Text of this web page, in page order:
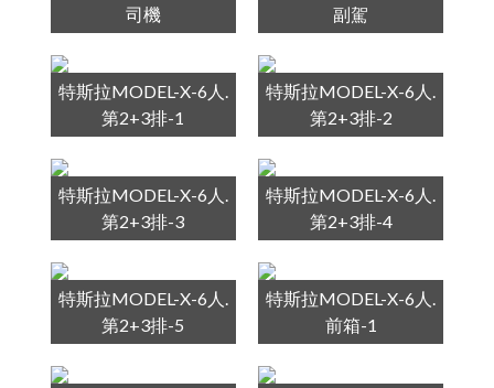
司機
副駕
特斯拉MODEL-X-6人.
第2+3排-1
特斯拉MODEL-X-6人.
第2+3排-2
特斯拉MODEL-X-6人.
第2+3排-3
特斯拉MODEL-X-6人.
第2+3排-4
特斯拉MODEL-X-6人.
第2+3排-5
特斯拉MODEL-X-6人.
前箱-1